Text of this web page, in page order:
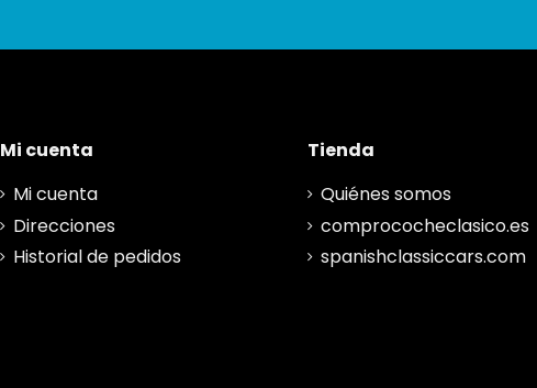
Mi cuenta
Mi cuenta
Direcciones
Historial de pedidos
Tienda
Quiénes somos
comprococheclasico.es
spanishclassiccars.com